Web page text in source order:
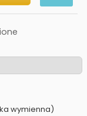
wymienna)